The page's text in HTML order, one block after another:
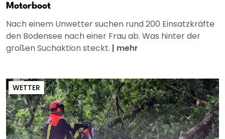
Motorboot
Nach einem Unwetter suchen rund 200 Einsatzkräfte
den Bodensee nach einer Frau ab. Was hinter der
großen Suchaktion steckt. | mehr
WETTER